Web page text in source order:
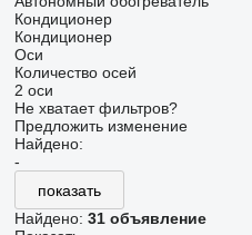
Кондиционер
Кондиционер
Оси
Количество осей
2 оси
Не хватает фильтров?
Предложить изменение
Найдено:
-
показать
Найдено: 31 объявление